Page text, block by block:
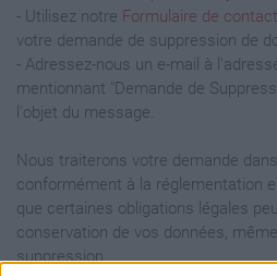
- Utilisez notre Formulaire de contact
votre demande de suppression de
- Adressez-nous un e-mail à
mentionnant "Demande de
l'objet du message.
Nous traiterons votre demande
conformément à la réglementation
que certaines obligations légales
conservation de vos données,
suppression.